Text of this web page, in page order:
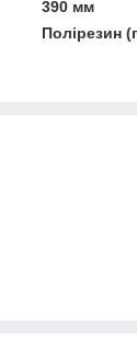
390 мм
Полірезин